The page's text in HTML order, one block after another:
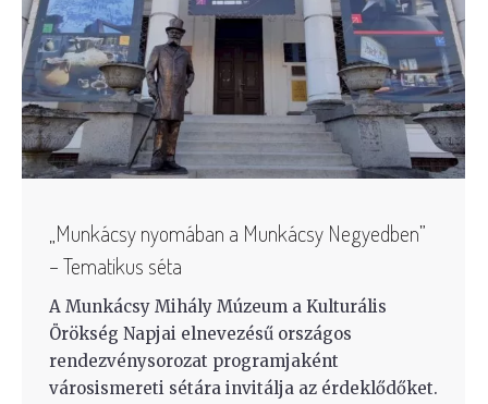
„Munkácsy nyomában a Munkácsy Negyedben”
– Tematikus séta
A Munkácsy Mihály Múzeum a Kulturális
Örökség Napjai elnevezésű országos
rendezvénysorozat programjaként
városismereti sétára invitálja az érdeklődőket.